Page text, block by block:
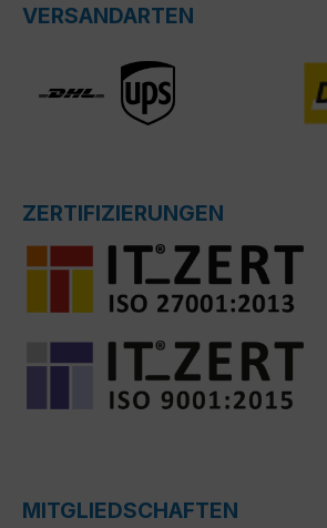
VERSANDARTEN
ZERTIFIZIERUNGEN
MITGLIEDSCHAFTEN